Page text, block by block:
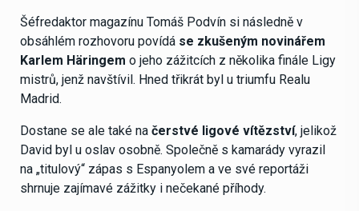
Šéfredaktor magazínu Tomáš Podvín si následně v
obsáhlém rozhovoru povídá se zkušeným novinářem
Karlem Häringem o jeho zážitcích z několika finále Ligy
mistrů, jenž navštívil. Hned třikrát byl u triumfu Realu
Madrid.
Dostane se ale také na čerstvé ligové vítězství, jelikož
David byl u oslav osobně. Společně s kamarády vyrazil
na „titulový“ zápas s Espanyolem a ve své reportáži
shrnuje zajímavé zážitky i nečekané příhody.